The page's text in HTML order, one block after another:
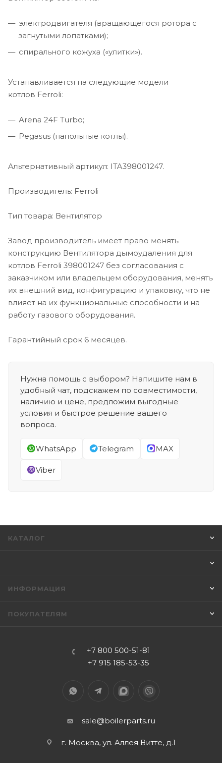
электродвигателя (вращающегося ротора с
загнутыми лопатками);
спирального кожуха («улитки»).
Устанавливается на следующие модели
котлов Ferroli:
Arena 24F Turbo;
Pegasus (напольные котлы).
Альтернативный артикул: ITA398001247.
Производитель: Ferroli
Тип товара: Вентилятор
Завод производитель имеет право менять
конструкцию Вентилятора дымоудаления для
котлов Ferroli 398001247 без согласования с
заказчиком или владельцем оборудования, менять
их внешний вид, конфигурацию и упаковку, что не
влияет на их функциональные способности и на
работу газового оборудования.
Гарантийный срок 6 месяцев.
Нужна помощь с выбором? Напишите нам в
удобный чат, подскажем по совместимости,
наличию и цене, предложим выгодные
условия и быстрое решение вашего
вопроса.
WhatsApp Telegram MAX
Viber
КАТАЛОГ
ИНФОРМАЦИЯ
ПОКУПАТЕЛЯМ
+7 800 500-51-81
+7 915 185-53-35
sale@boilerparts.ru
г. Москва, ул. Аллея Витте, д.1